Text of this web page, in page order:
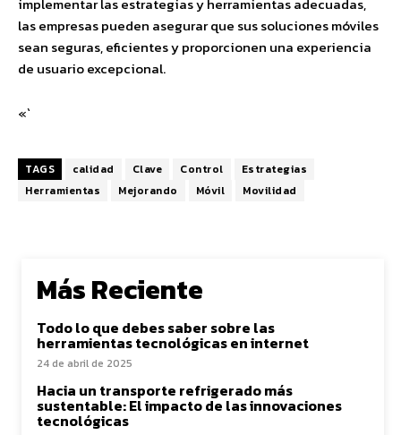
las empresas pueden asegurar que sus soluciones móviles
sean seguras, eficientes y proporcionen una experiencia
de usuario excepcional.
«`
TAGS calidad Clave Control
Estrategias
Herramientas
Mejorando Móvil Movilidad
Más Reciente
Todo lo que debes saber sobre las
herramientas tecnológicas en internet
24 de abril de 2025
Hacia un transporte refrigerado más
sustentable: El impacto de las innovaciones
tecnológicas